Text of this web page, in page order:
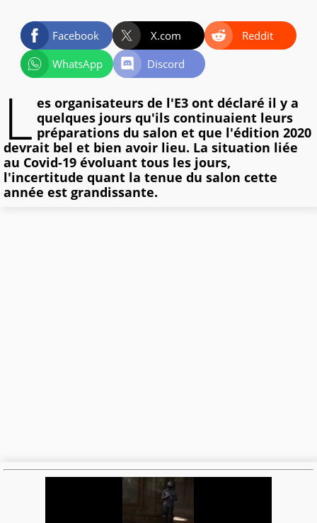
Facebook X.com
Reddit
WhatsApp
Discord
L es organisateurs de l'E3 ont déclaré il y a
quelques jours qu'ils continuaient leurs
préparations du salon et que l'édition 2020
devrait bel et bien avoir lieu. La situation liée
au Covid-19 évoluant tous les jours,
l'incertitude quant la tenue du salon cette
année est grandissante.